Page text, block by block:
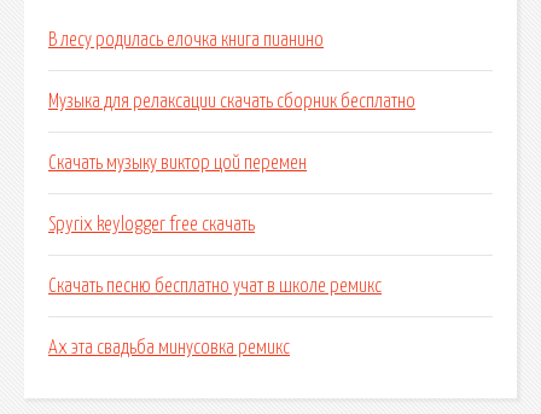
В лесу родилась елочка книга пианино
Музыка для релаксации скачать сборник бесплатно
Скачать музыку виктор цой перемен
Spyrix keylogger free скачать
Скачать песню бесплатно учат в школе ремикс
Ах эта свадьба минусовка ремикс